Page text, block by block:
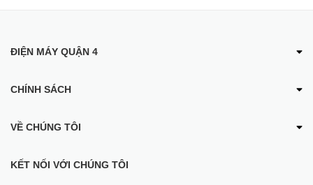
ĐIỆN MÁY QUẬN 4
CHÍNH SÁCH
VỀ CHÚNG TÔI
KẾT NỐI VỚI CHÚNG TÔI